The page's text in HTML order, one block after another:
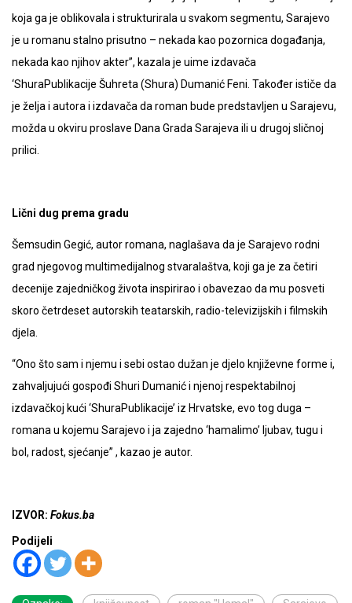
koja ga je oblikovala i strukturirala u svakom segmentu, Sarajevo
je u romanu stalno prisutno – nekada kao pozornica događanja,
nekada kao njihov akter”, kazala je uime izdavača
‘ShuraPublikacije Šuhreta (Shura) Dumanić Feni. Također ističe da
je želja i autora i izdavača da roman bude predstavljen u Sarajevu,
možda u okviru proslave Dana Grada Sarajeva ili u drugoj sličnoj
prilici.
Lični dug prema gradu
Šemsudin Gegić, autor romana, naglašava da je Sarajevo rodni
grad njegovog multimedijalnog stvaralaštva, koji ga je za četiri
decenije zajedničkog života inspirirao i obavezao da mu posveti
skoro četrdeset autorskih teatarskih, radio-televizijskih i filmskih
djela.
“Ono što sam i njemu i sebi ostao dužan je djelo književne forme i,
zahvaljujući gospođi Shuri Dumanić i njenoj respektabilnoj
izdavačkoj kući ‘ShuraPublikacije’ iz Hrvatske, evo tog duga –
romana u kojemu Sarajevo i ja zajedno ‘hamalimo’ ljubav, tugu i
bol, radost, sjećanje” , kazao je autor.
IZVOR: Fokus.ba
Podijeli